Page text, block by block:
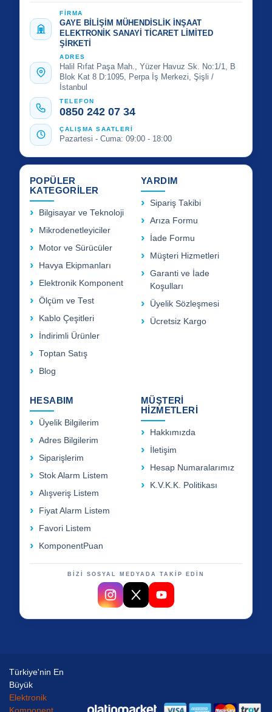
FİRMA
GAYE BİLİŞİM MÜHENDİSLİK İNŞAAT
ELEKTRONİK SANAYİ TİCARET LİMİTED
ŞİRKETİ
ADRES
Halil Rıfat Paşa Mah., Yüzer Havuz Sk. No:1/1, B
Blok Kat 8 D:1095, Perpa İş Merkezi, Şişli /
İstanbul
TELEFON
0850 242 07 34
ÇALIŞMA SAATLERİ
Pazartesi - Cuma: 09:00 - 18:00
POPÜLER
KATEGORİLER
Bilgisayar ve Teknoloji
Mikrodenetleyiciler
Motor ve Sürücüler
Havya Ekipmanları
Elektronik Komponent
Ölçüm ve Test
Kablo Çeşitleri
İndirimli Ürünler
Toptan Satış
Blog
YARDIM
Sipariş Takibi
Arıza Formu
İade Formu
Müşteri Hizmetleri
Garanti ve İade
Koşulları
Üyelik Sözleşmesi
Ücretsiz Kargo
HESABIM
Üyelik Bilgilerim
Adres Bilgilerim
Siparişlerim
Stok Alarm Listem
Alışveriş Listem
Fiyat Alarm Listem
Favori Listem
KomponentPuan
MÜŞTERİ
HİZMETLERİ
Hakkımızda
İletişim
Hesap Numaralarımız
K.V.K.K. Politikası
BİZİ SOSYAL MEDYADA TAKİP EDİN
Türkiye'nin En
Büyük
Elektronik